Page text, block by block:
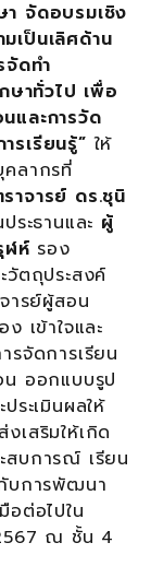
จัดอบรมเชิง
เป็นเลิศด้าน
จัดทำ
าทั่วไป เพื่อ
และการวัด
รเรียนรู้”ให้
ลากรที่
าจารย์ ดร.ชุนิ
ระธานและ ผู้
ฬห์ รอง
วัตถุประสงค์
ารย์ผู้สอน
เข้าใจและ
รจัดการเรียน
น ออกแบบรูป
ระเมินผลให้
เสริมให้เกิด
สบการณ์ เรียน
บการพัฒนา
อต่อไปใน
ณ ชั้น 4